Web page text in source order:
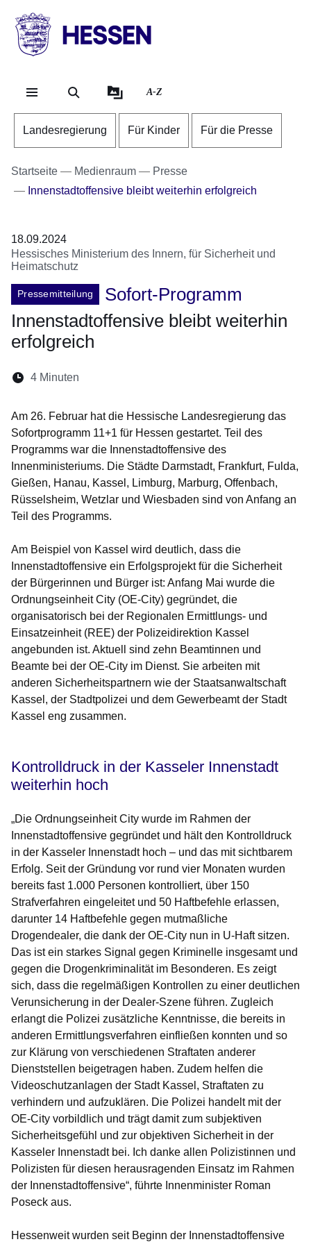
HESSEN
Landesregierung
A-Z
Landesregierung Für Kinder Für die Presse
Startseite Medienraum
Presse
Innenstadtoffensive bleibt weiterhin erfolgreich
18.09.2024
Hessisches Ministerium des Innern, für Sicherheit und
Heimatschutz
Pressemitteilung
Sofort-Programm
Innenstadtoffensive bleibt weiterhin
erfolgreich
Lesedauer:
4 Minuten
Am 26. Februar hat die Hessische Landesregierung das
Sofortprogramm 11+1 für Hessen gestartet. Teil des
Programms war die Innenstadtoffensive des
Innenministeriums. Die Städte Darmstadt, Frankfurt, Fulda,
Gießen, Hanau, Kassel, Limburg, Marburg, Offenbach,
Rüsselsheim, Wetzlar und Wiesbaden sind von Anfang an
Teil des Programms.
Am Beispiel von Kassel wird deutlich, dass die
Innenstadtoffensive ein Erfolgsprojekt für die Sicherheit
der Bürgerinnen und Bürger ist: Anfang Mai wurde die
Ordnungseinheit City (OE-City) gegründet, die
organisatorisch bei der Regionalen Ermittlungs- und
Einsatzeinheit (REE) der Polizeidirektion Kassel
angebunden ist. Aktuell sind zehn Beamtinnen und
Beamte bei der OE-City im Dienst. Sie arbeiten mit
anderen Sicherheitspartnern wie der Staatsanwaltschaft
Kassel, der Stadtpolizei und dem Gewerbeamt der Stadt
Kassel eng zusammen.
Kontrolldruck in der Kasseler Innenstadt
weiterhin hoch
„Die Ordnungseinheit City wurde im Rahmen der
Innenstadtoffensive gegründet und hält den Kontrolldruck
in der Kasseler Innenstadt hoch – und das mit sichtbarem
Erfolg. Seit der Gründung vor rund vier Monaten wurden
bereits fast 1.000 Personen kontrolliert, über 150
Strafverfahren eingeleitet und 50 Haftbefehle erlassen,
darunter 14 Haftbefehle gegen mutmaßliche
Drogendealer, die dank der OE-City nun in U-Haft sitzen.
Das ist ein starkes Signal gegen Kriminelle insgesamt und
gegen die Drogenkriminalität im Besonderen. Es zeigt
sich, dass die regelmäßigen Kontrollen zu einer deutlichen
Verunsicherung in der Dealer-Szene führen. Zugleich
erlangt die Polizei zusätzliche Kenntnisse, die bereits in
anderen Ermittlungsverfahren einfließen konnten und so
zur Klärung von verschiedenen Straftaten anderer
Dienststellen beigetragen haben. Zudem helfen die
Videoschutzanlagen der Stadt Kassel, Straftaten zu
verhindern und aufzuklären. Die Polizei handelt mit der
OE-City vorbildlich und trägt damit zum subjektiven
Sicherheitsgefühl und zur objektiven Sicherheit in der
Kasseler Innenstadt bei. Ich danke allen Polizistinnen und
Polizisten für diesen herausragenden Einsatz im Rahmen
der Innenstadtoffensive“, führte Innenminister Roman
Poseck aus.
Hessenweit wurden seit Beginn der Innenstadtoffensive